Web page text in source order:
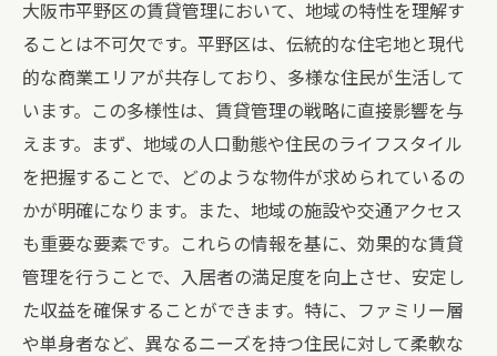
入居者の要望を反映した契約条件の設定
平野区における賃貸契約の最新トレンド
契約更新時の交渉術とその重要性
適切な契約期間の設定とその影響
入居者満足度を高める賃貸管理のポイント
入居者ニーズに応じたサービス提供
迅速なトラブル対応とその仕組み
住環境の向上を図る定期的なメンテナンス
大阪市平野区の賃貸管理において、地域の特性を理解す
ることは不可欠です。平野区は、伝統的な住宅地と現代
的な商業エリアが共存しており、多様な住民が生活して
います。この多様性は、賃貸管理の戦略に直接影響を与
えます。まず、地域の人口動態や住民のライフスタイル
を把握することで、どのような物件が求められているの
かが明確になります。また、地域の施設や交通アクセス
も重要な要素です。これらの情報を基に、効果的な賃貸
管理を行うことで、入居者の満足度を向上させ、安定し
た収益を確保することができます。特に、ファミリー層
や単身者など、異なるニーズを持つ住民に対して柔軟な